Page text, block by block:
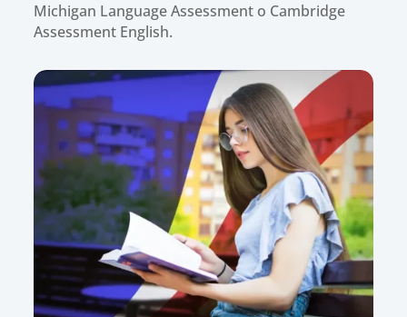
Michigan Language Assessment o Cambridge
Assessment English.